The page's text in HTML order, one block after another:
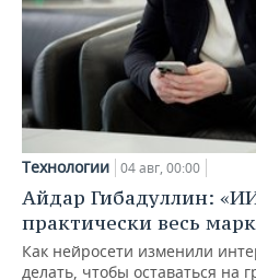
Технологии 04 авг, 00:00
Айдар Гибадуллин:
практически весь
Как нейросети изменили
делать, чтобы оставаться на